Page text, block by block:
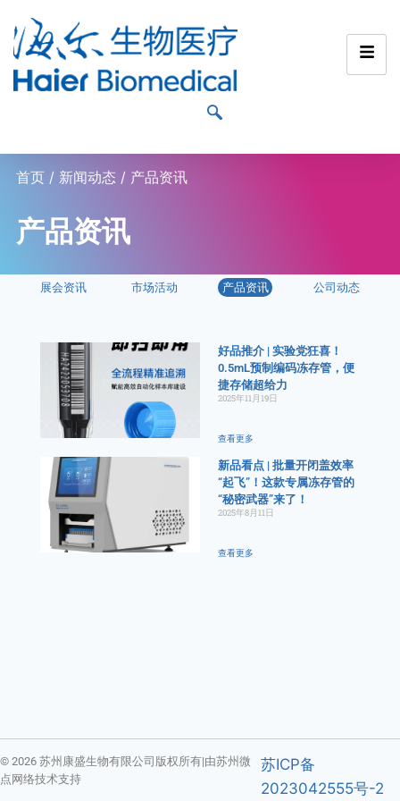
首页/ 新闻动态 / 产品资讯
产品资讯
展会资讯 市场活动 产品资讯 公司动态
好品推介 | 实验党狂喜！
0.5mL预制编码冻存管，便
捷存储超给力
2025年11月19日
查看更多
新品看点 | 批量开闭盖效率
“起飞”！这款专属冻存管的
“秘密武器”来了！
2025年8月11日
查看更多
© 2026 苏州康盛生物有限公司版权所有|由苏州微
点网络技术支持
苏ICP备
2023042555号-2